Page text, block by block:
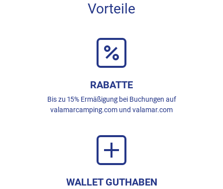
Vorteile
RABATTE
Bis zu 15% Ermäßigung bei Buchungen auf
valamarcamping.com und valamar.com
WALLET GUTHABEN